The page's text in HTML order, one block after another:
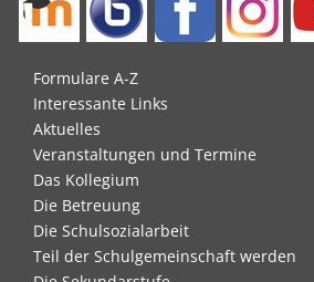
Navigation
überspringen
Formulare A-Z
Interessante Links
Aktuelles
Veranstaltungen und Termine
Das Kollegium
Die Betreuung
Die Schulsozialarbeit
Teil der Schulgemeinschaft werden